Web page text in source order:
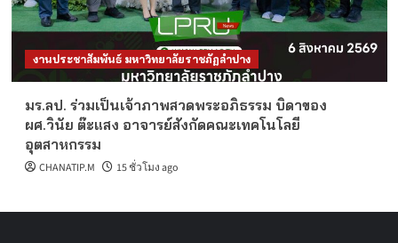
งานประชาสัมพันธ์ มหาวิทยาลัยราชภัฏลำปาง
มร.ลป. ร่วมเป็นเจ้าภาพสวดพระอภิธรรม บิดาของ
ผศ.วินัย ต๊ะแสง อาจารย์สังกัดคณะเทคโนโลยี
อุตสาหกรรม
CHANATIP.M 15 ชั่วโมง ago